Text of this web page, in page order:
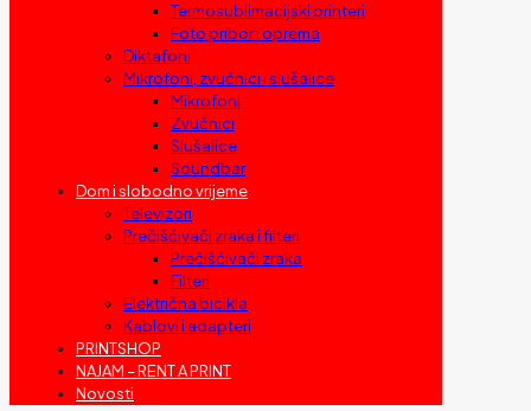
Termosublimacijski printeri
Foto pribor i oprema
Diktafoni
Mikrofoni, zvučnici i slušalice
Mikrofoni
Zvučnici
Slušalice
Soundbar
Dom i slobodno vrijeme
Televizori
Prečišćivači zraka i filteri
Prečišćivači zraka
Filteri
Električna bicikla
Kablovi i adapteri
PRINTSHOP
NAJAM – RENT A PRINT
Novosti